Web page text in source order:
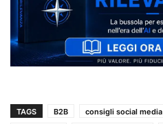
TAGS B2B consigli social media